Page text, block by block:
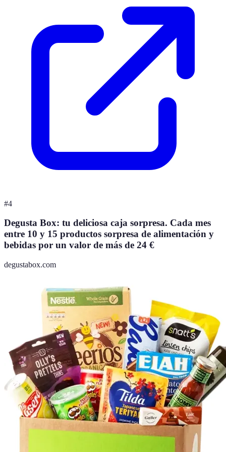
#4
Degusta Box: tu deliciosa caja sorpresa. Cada mes
entre 10 y 15 productos sorpresa de alimentación y
bebidas por un valor de más de 24 €
degustabox.com